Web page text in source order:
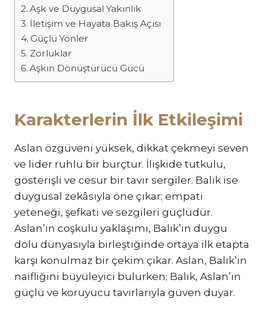
Aşk ve Duygusal Yakınlık
İletişim ve Hayata Bakış Açısı
Güçlü Yönler
Zorluklar
Aşkın Dönüştürücü Gücü
Karakterlerin İlk Etkileşimi
Aslan özgüveni yüksek, dikkat çekmeyi seven
ve lider ruhlu bir burçtur. İlişkide tutkulu,
gösterişli ve cesur bir tavır sergiler. Balık ise
duygusal zekâsıyla öne çıkar; empati
yeteneği, şefkati ve sezgileri güçlüdür.
Aslan’ın coşkulu yaklaşımı, Balık’ın duygu
dolu dünyasıyla birleştiğinde ortaya ilk etapta
karşı konulmaz bir çekim çıkar. Aslan, Balık’ın
naifliğini büyüleyici bulurken; Balık, Aslan’ın
güçlü ve koruyucu tavırlarıyla güven duyar.